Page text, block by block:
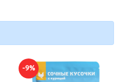
-9%